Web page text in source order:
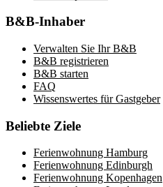
B&B-Inhaber
Verwalten Sie Ihr B&B
B&B registrieren
B&B starten
FAQ
Wissenswertes für Gastgeber
Beliebte Ziele
Ferienwohnung Hamburg
Ferienwohnung Edinburgh
Ferienwohnung Kopenhagen